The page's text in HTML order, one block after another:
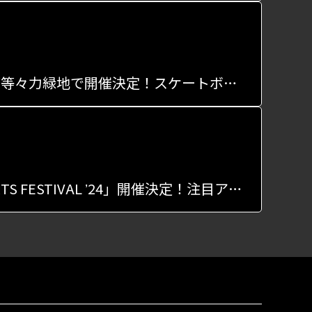
アーバンスポーツ体験イベント「クロススポーツパーク」が等々力緑地で開催決定！スケートボードやBMXを無料で体験！
横浜でアーバンスポーツの祭典「YOKOHAMA URBAN SPORTS FESTIVAL ʼ24」開催決定！注目アスリートたちが集結